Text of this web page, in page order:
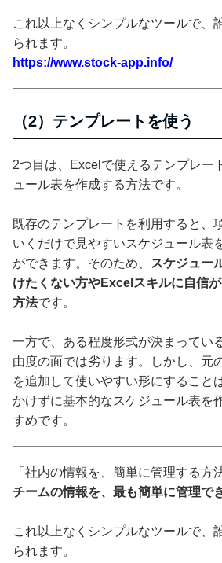
これ以上なくシンプルなツールで、
られます。
https://www.stock-app.info/
（2）テンプレートを使う
2つ目は、Excelで使えるテンプレー
ュール表を作成する方法です。
既存のテンプレートを利用すると、
いくだけで見やすいスケジュール表
ができます。そのため、
スケジュー
けたくない方やExcelスキルに自信
方法です。
一方で、ある程度形式が決まってい
由度の面では劣ります。しかし、元
を追加して使いやすい形にすること
かけずに基本的なスケジュール表を
すめです。
「社内の情報を、簡単に管理する方
チームの情報を、最も簡単に管理で
これ以上なくシンプルなツールで、
られます。